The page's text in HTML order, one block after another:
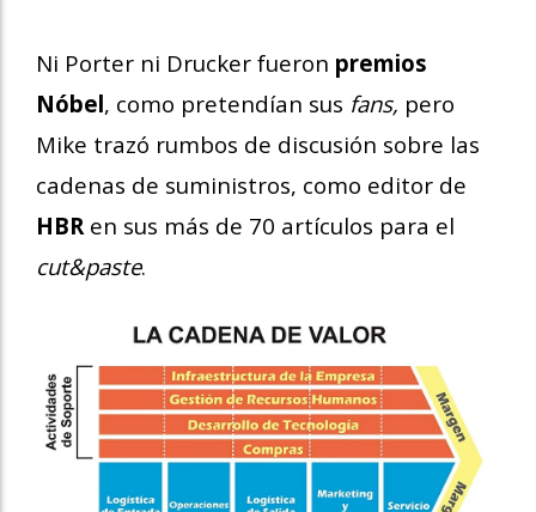
Ni Porter ni Drucker fueron premios
Nóbel, como pretendían sus fans, pero
Mike trazó rumbos de discusión sobre las
cadenas de suministros, como editor de
HBR en sus más de 70 artículos para el
cut&paste.